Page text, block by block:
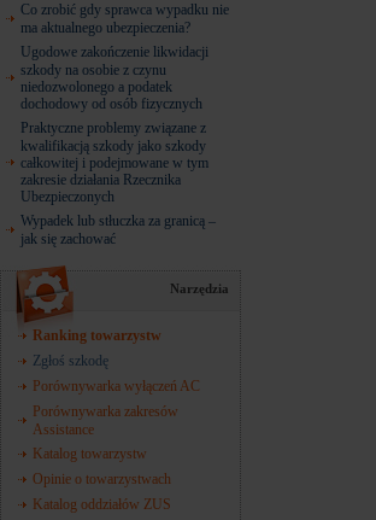
Co zrobić gdy sprawca wypadku nie
ma aktualnego ubezpieczenia?
Ugodowe zakończenie likwidacji
szkody na osobie z czynu
niedozwolonego a podatek
dochodowy od osób fizycznych
Praktyczne problemy związane z
kwalifikacją szkody jako szkody
całkowitej i podejmowane w tym
zakresie działania Rzecznika
Ubezpieczonych
Wypadek lub stłuczka za granicą –
jak się zachować
Narzędzia
Ranking towarzystw
Zgłoś szkodę
Porównywarka wyłączeń AC
Porównywarka zakresów
Assistance
Katalog towarzystw
Opinie o towarzystwach
Katalog oddziałów ZUS